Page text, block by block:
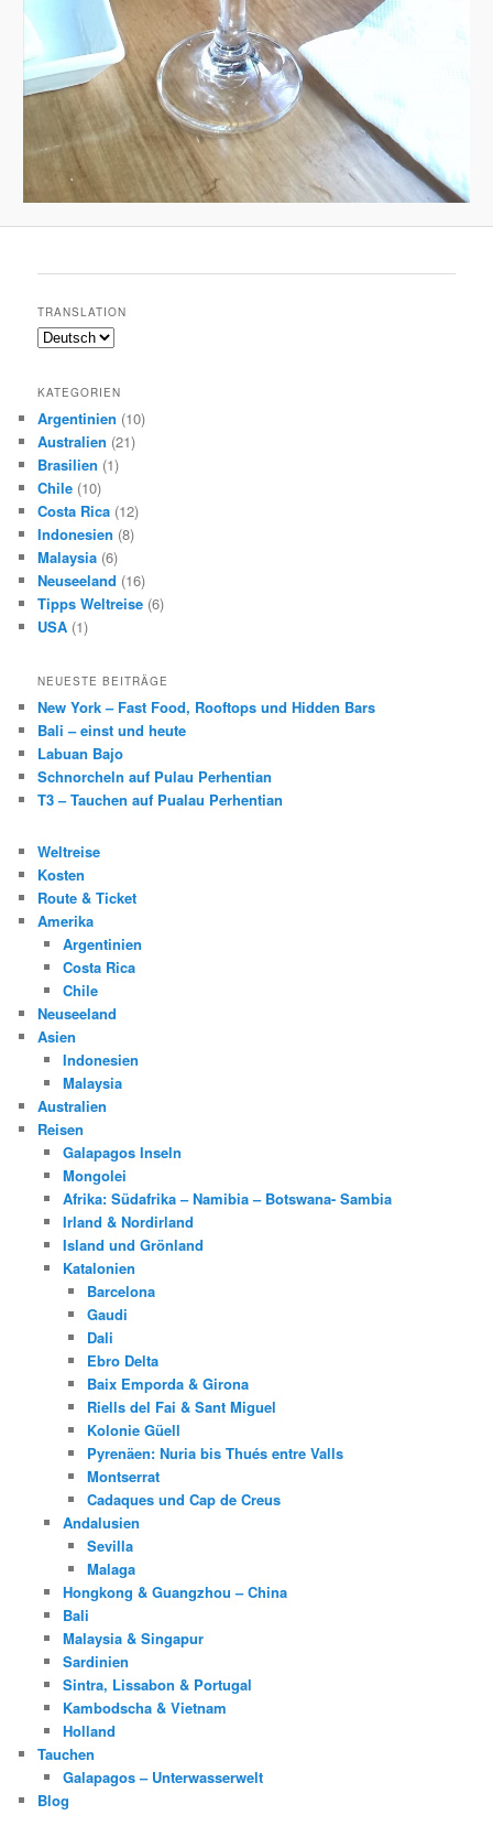
TRANSLATION
KATEGORIEN
Argentinien (10)
Australien (21)
Brasilien (1)
Chile (10)
Costa Rica (12)
Indonesien (8)
Malaysia (6)
Neuseeland (16)
Tipps Weltreise (6)
USA (1)
NEUESTE BEITRÄGE
New York – Fast Food, Rooftops und Hidden Bars
Bali – einst und heute
Labuan Bajo
Schnorcheln auf Pulau Perhentian
T3 – Tauchen auf Pualau Perhentian
Weltreise
Kosten
Route & Ticket
Amerika
Argentinien
Costa Rica
Chile
Neuseeland
Asien
Indonesien
Malaysia
Australien
Reisen
Galapagos Inseln
Mongolei
Afrika: Südafrika – Namibia – Botswana- Sambia
Irland & Nordirland
Island und Grönland
Katalonien
Barcelona
Gaudi
Dali
Ebro Delta
Baix Emporda & Girona
Riells del Fai & Sant Miguel
Kolonie Güell
Pyrenäen: Nuria bis Thués entre Valls
Montserrat
Cadaques und Cap de Creus
Andalusien
Sevilla
Malaga
Hongkong & Guangzhou – China
Bali
Malaysia & Singapur
Sardinien
Sintra, Lissabon & Portugal
Kambodscha & Vietnam
Holland
Tauchen
Galapagos – Unterwasserwelt
Blog